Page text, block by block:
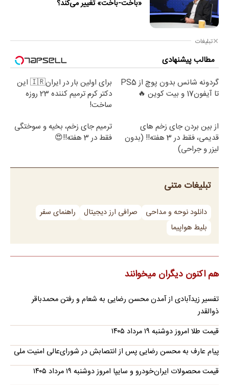
«باخت-باخت» تغییر می‌کند؟
تبلیغات
مطالب پیشنهادی
گردونه شانس بدون پوچ از PS5
تا آیفون17 و بیت کوین 🔥
برای اولین بار در ایران🇮🇷 این
دکتر کرم ترمیم کننده 23 روزه
ساخت!
از بین بردن جای زخم های
قدیمی، فقط در 3 هفته!! (بدون
لیزر و جراحی)
ترمیم جای زخم، بخیه و سوختگی
فقط در 3 هفته!!😍
تبلیغات متنی
دانلود نوحه و مداحی صرافی ارز دیجیتال
راهنمای سفر
بلیط هواپیما
هم اکنون دیگران میخوانند
تفسیر زیدآبادی از آمدن محسن رضایی به شعام و رفتن محمدباقر
ذوالقدر
قیمت طلا امروز دوشنبه ۱۹ مرداد ۱۴۰۵
پیام عارف به محسن رضایی پس از انتصابش در شورای‌عالی امنیت ملی
قیمت محصولات ایران‌خودرو و سایپا امروز دوشنبه ۱۹ مرداد ۱۴۰۵